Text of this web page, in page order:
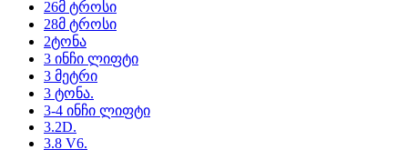
26მ ტროსი
28მ ტროსი
2ტონა
3 ინჩი ლიფტი
3 მეტრი
3 ტონა.
3-4 ინჩი ლიფტი
3.2D.
3.8 V6.